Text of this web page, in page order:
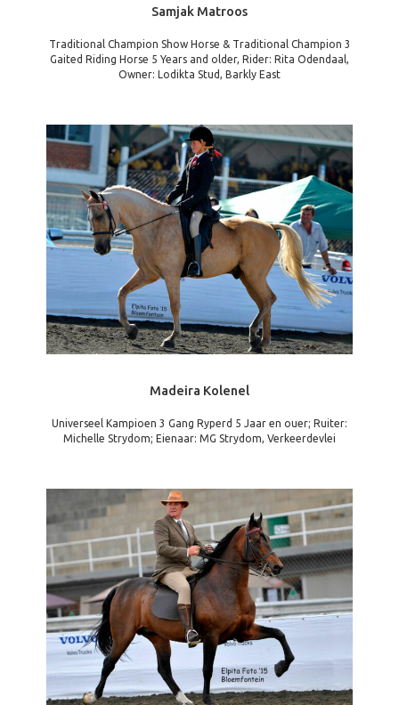
Samjak Matroos
Traditional Champion Show Horse & Traditional Champion 3
Gaited Riding Horse 5 Years and older, Rider: Rita Odendaal,
Owner: Lodikta Stud, Barkly East
Madeira Kolenel
Universeel Kampioen 3 Gang Ryperd 5 Jaar en ouer; Ruiter:
Michelle Strydom; Eienaar: MG Strydom, Verkeerdevlei